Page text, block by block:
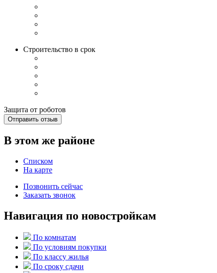
Строительство в срок
Защита от роботов
Отправить отзыв
В этом же районе
Списком
На карте
Позвонить сейчас
Заказать звонок
Навигация по новостройкам
По комнатам
По условиям покупки
По классу жилья
По сроку сдачи